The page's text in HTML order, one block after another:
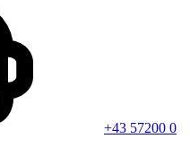
+43 57200 0